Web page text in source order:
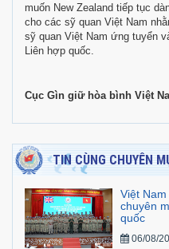
muốn New Zealand tiếp tục
cho các sỹ quan Việt Nam
sỹ quan Việt Nam ứng tuyển
Liên hợp quốc.
Cục Gìn giữ hòa bình Việt
TIN CÙNG CHUYÊN
Việt
chuyên
quốc
06/08/